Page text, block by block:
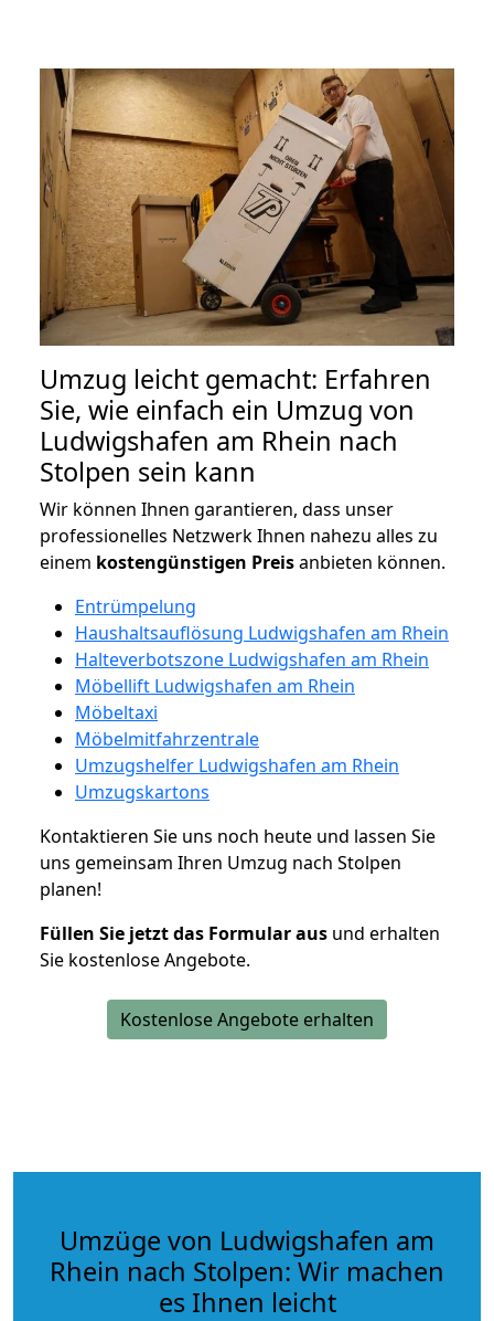
Umzug leicht gemacht: Erfahren
Sie, wie einfach ein Umzug von
Ludwigshafen am Rhein nach
Stolpen sein kann
Wir können Ihnen garantieren, dass unser
professionelles Netzwerk Ihnen nahezu alles zu
einem kostengünstigen Preisanbieten können.
Entrümpelung
Haushaltsauflösung Ludwigshafen am Rhein
Halteverbotszone Ludwigshafen am Rhein
Möbellift Ludwigshafen am Rhein
Möbeltaxi
Möbelmitfahrzentrale
Umzugshelfer Ludwigshafen am Rhein
Umzugskartons
Kontaktieren Sie uns noch heute und lassen Sie
uns gemeinsam Ihren Umzug nach Stolpen
planen!
Füllen Sie jetzt das Formular aus und erhalten
Sie kostenlose Angebote.
Kostenlose Angebote erhalten
Umzüge von Ludwigshafen am
Rhein nach Stolpen: Wir machen
es Ihnen leicht